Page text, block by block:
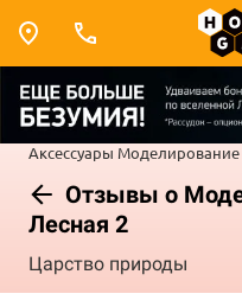
Аксессуары Моделирование
Отзывы о
Лесная 2
Царство природы